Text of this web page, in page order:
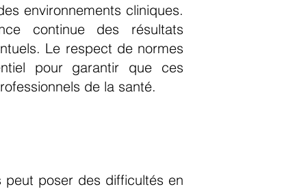
environnements cliniques.
continue des résultats
Le respect de normes
pour garantir que ces
de la santé.
poser des difficultés en